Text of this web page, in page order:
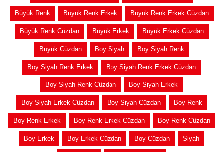
Büyük Renk Büyük Renk Erkek Büyük Renk Erkek Cüzdan
Büyük Renk Cüzdan Büyük Erkek Büyük Erkek Cüzdan
Büyük Cüzdan Boy Siyah Boy Siyah Renk
Boy Siyah Renk Erkek Boy Siyah Renk Erkek Cüzdan
Boy Siyah Renk Cüzdan Boy Siyah Erkek
Boy Siyah Erkek Cüzdan Boy Siyah Cüzdan Boy Renk
Boy Renk Erkek Boy Renk Erkek Cüzdan Boy Renk Cüzdan
Boy Erkek Boy Erkek Cüzdan Boy Cüzdan Siyah